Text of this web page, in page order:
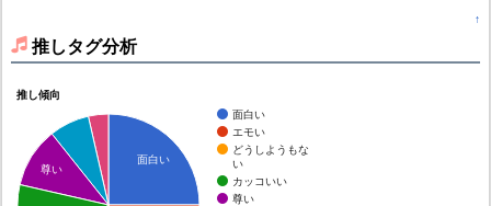
↑
推しタグ分析
推し傾向
面白い
エモい
どうしようもな
い
カッコいい
尊い
面白い
尊い